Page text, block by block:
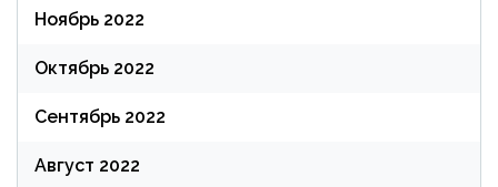
Ноябрь 2022
Октябрь 2022
Сентябрь 2022
Август 2022